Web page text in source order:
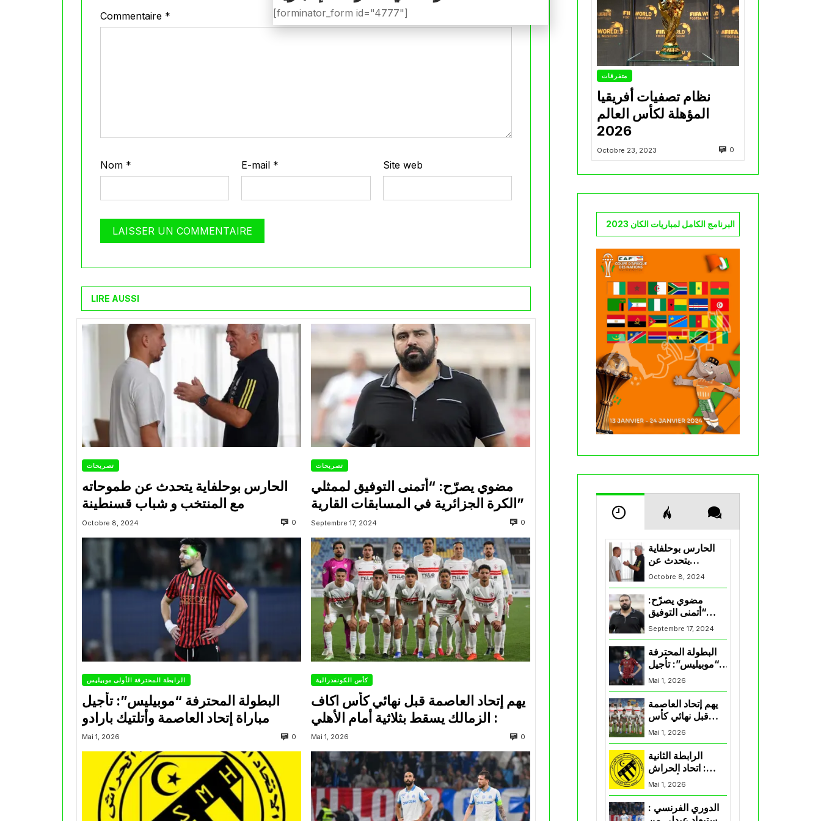
Commentaire *
Nom * E-mail * Site web
LIRE AUSSI
تصريحات
الحارس بوحلفاية يتحدث عن طموحاته
مع المنتخب و شباب قسنطينة
Octobre 8, 2024 0
تصريحات
مضوي يصرّح: “أتمنى التوفيق لممثلي
الكرة الجزائرية في المسابقات القارية”
Septembre 17, 2024 0
الرابطة المحترفة الأولى موبيليس
البطولة المحترفة “موبيليس”: تأجيل
مباراة إتحاد العاصمة وأتلتيك بارادو
Mai 1, 2026 0
كأس الكونفدرالية
يهم إتحاد العاصمة قبل نهائي كأس اكاف
Mai 1, 2026 0
متفرقات
نظام تصفيات أفريقيا
المؤهلة لكأس العالم
2026
Octobre 23, 2023 0
البرنامج الكامل لمباريات الكان 2023
الحارس بوحلفاية
يتحدث عن
طموحاته مع
المنتخب و شباب
قسنطينة
Octobre 8, 2024
مضوي يصرّح:
“أتمنى التوفيق
لممثلي الكرة
الجزائرية في
Septembre 17, 2024
البطولة المحترفة
“موبيليس”: تأجيل
مباراة إتحاد
العاصمة وأتلتيك
بارادو
Mai 1, 2026
يهم إتحاد العاصمة
قبل نهائي كأس
اكاف : الزمالك
يسقط بثلاثية أمام
Mai 1, 2026
الرابطة الثانية
: اتحاد الحراش
يحسم التأهل إلى
“البلاي أوف”
Mai 1, 2026
الدوري الفرنسي :
[forminator_form id="4777"]